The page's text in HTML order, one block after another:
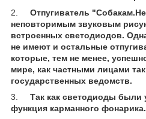
2. Отпугиватель
неповторимым звуковым
встроенных светодиодов.
не имеют и остальные
которые, тем не менее,
мире, как частными лицами
государственных ведомств.
3. Так как светодиоды были
функция карманного фонарика.